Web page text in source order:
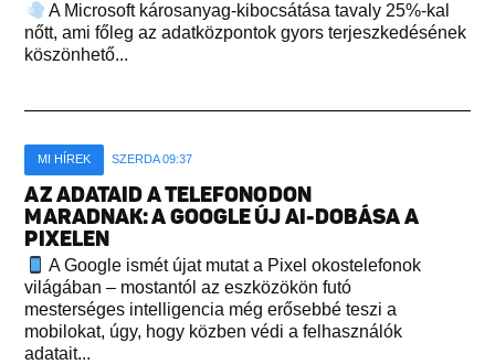
A Microsoft károsanyag-kibocsátása tavaly 25%-kal
nőtt, ami főleg az adatközpontok gyors terjeszkedésének
köszönhető...
MI HÍREK SZERDA 09:37
AZ ADATAID A TELEFONODON
MARADNAK: A GOOGLE ÚJ AI-DOBÁSA A
PIXELEN
A Google ismét újat mutat a Pixel okostelefonok
világában – mostantól az eszközökön futó
mesterséges intelligencia még erősebbé teszi a
mobilokat, úgy, hogy közben védi a felhasználók
adatait...